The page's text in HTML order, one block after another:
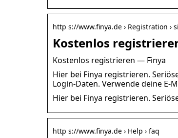
http s://www.finya.de › Registration ›
Kostenlos
Kostenlos registrieren — Finya
Hier bei Finya registrieren.
Login-Daten. Verwende deine E-
Hier bei Finya registrieren.
http s://www.finya.de › Help › faq